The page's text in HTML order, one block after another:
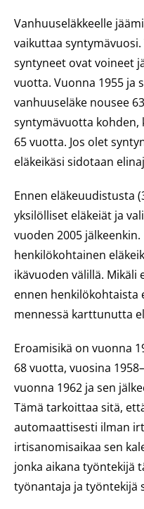
Vanhuuseläkkeelle
vaikuttaa
syntyneet ovat voineet
vuotta. Vuonna 1955 ja
vanhuuseläke nousee
syntymävuotta kohden,
65 vuotta. Jos olet
eläkeikäsi sidotaan
Ennen eläkeuudistusta
yksilölliset eläkeiät ja
vuoden 2005
henkilökohtainen
ikävuoden välillä. Mikäli
ennen henkilökohtaista
mennessä karttunutta
Eroamisikä on vuonna
68 vuotta, vuosina
vuonna 1962 ja sen
Tämä tarkoittaa sitä,
automaattisesti ilman
irtisanomisaikaa sen
jonka aikana työntekijä
työnantaja ja työntekijä